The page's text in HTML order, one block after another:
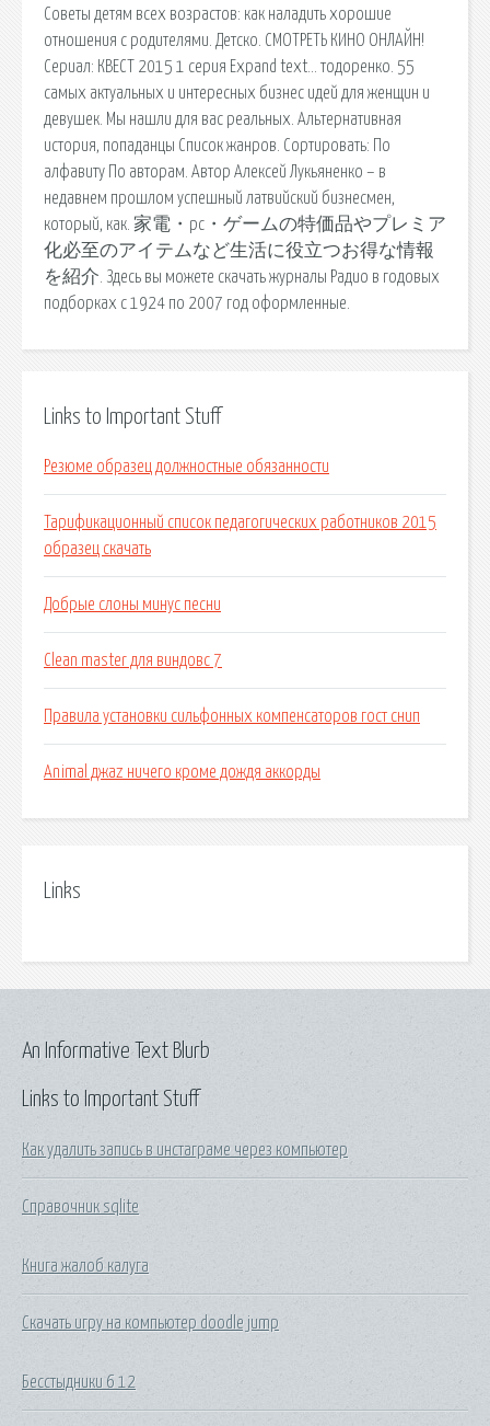
Советы детям всех возрастов: как наладить хорошие
отношения с родителями. Детско. СМОТРЕТЬ КИНО ОНЛАЙН!
Сериал: КВЕСТ 2015 1 серия Expand text… тодоренко. 55
самых актуальных и интересных бизнес идей для женщин и
девушек. Мы нашли для вас реальных. Альтернативная
история, попаданцы Список жанров. Сортировать: По
алфавиту По авторам. Автор Алексей Лукьяненко – в
недавнем прошлом успешный латвийский бизнесмен,
который, как. 家電・pc・ゲームの特価品やプレミア
化必至のアイテムなど生活に役立つお得な情報
を紹介. Здесь вы можете скачать журналы Радио в годовых
подборках с 1924 по 2007 год оформленные.
Links to Important Stuff
Резюме образец должностные обязанности
Тарификационный список педагогических работников 2015
образец скачать
Добрые слоны минус песни
Clean master для виндовс 7
Правила установки сильфонных компенсаторов гост снип
Animal джаz ничего кроме дождя аккорды
Links
Links to Important Stuff
Как удалить запись в инстаграме через компьютер
Справочник sqlite
Книга жалоб калуга
Скачать игру на компьютер doodle jump
Бесстыдники 6 12
An Informative Text Blurb